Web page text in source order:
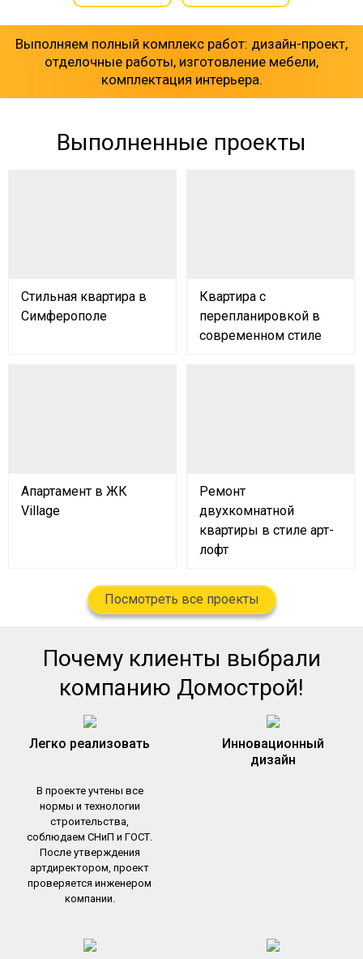
Выполняем полный комплекс работ: дизайн-проект,
отделочные работы, изготовление мебели,
комплектация интерьера.
Выполненные проекты
Стильная квартира в
Симферополе
Квартира с
перепланировкой в
современном стиле
Апартамент в ЖК
Village
Ремонт
двухкомнатной
квартиры в стиле арт-
лофт
Посмотреть все проекты
Почему клиенты выбрали
компанию Домострой!
Легко реализовать
В проекте учтены все
нормы и технологии
строительства,
соблюдаем СНиП и ГОСТ.
После утверждения
артдиректором, проект
проверяется инженером
компании.
Инновационный
дизайн